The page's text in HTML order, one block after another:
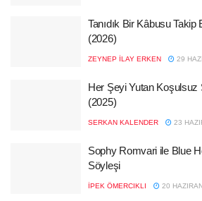
Tanıdık Bir Kâbusu
(2026)
ZEYNEP İLAY ERKEN 29
Her Şeyi Yutan
(2025)
SERKAN KALENDER 23
Sophy Romvari ile Blue
Söyleşi
İPEK ÖMERCIKLI 20